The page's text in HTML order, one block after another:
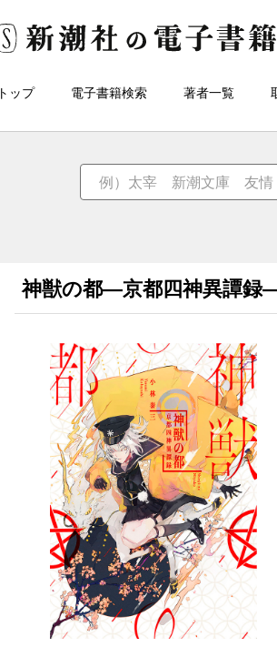
トップ 電子書籍検索 著者一覧
神獣の都―京都四神異譚録